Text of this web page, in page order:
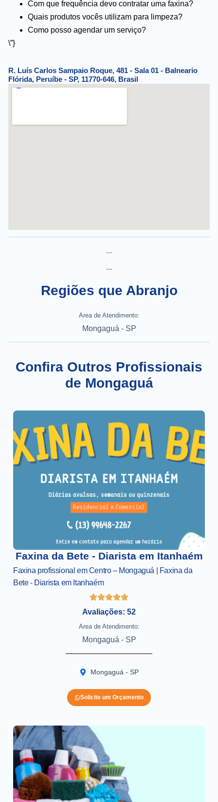
Com que frequência devo contratar uma faxina?
Quais produtos vocês utilizam para limpeza?
Como posso agendar um serviço?
\”}
R. Luís Carlos Sampaio Roque, 481 - Sala 01 - Balneario
Flórida, Peruíbe - SP, 11770-646, Brasil
...
...
Regiões que Abranjo
Area de Atendimento:
Mongaguá - SP
Confira Outros Profissionais
de Mongaguá
Faxina da Bete - Diarista em Itanhaém
Faxina profissional em Centro – Mongaguá | Faxina da
Bete - Diarista em Itanhaém
Avaliações: 52
Area de Atendimento:
Mongaguá - SP
Mongaguá - SP
Solicite um Orçamento